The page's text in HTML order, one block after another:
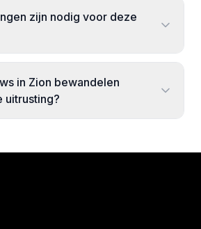
zijn nodig voor deze
in Zion bewandelen
uitrusting?